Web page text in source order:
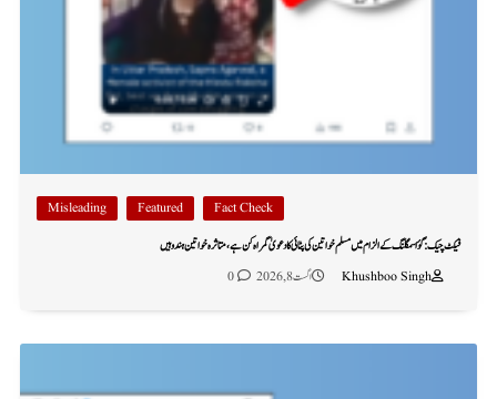
Fact Check
Featured
Misleading
فیکٹ چیک: گؤ اسمگلنگ کے الزام میں مسلم خواتین کی پٹائی کا دعویٰ گمراہ کن ہے، متاثرہ خواتین ہندو ہیں
Khushboo Singh
اگست 8, 2026 0